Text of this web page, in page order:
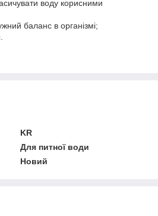
воду корисними
баланс в організмі;
KR
Для питної води
Новий